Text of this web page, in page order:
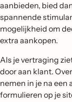
aanbieden, bied
spannende
mogelijkheid om
extra aankopen.
Als je vertraging
door aan klant.
nemen in je na een
formulieren op je